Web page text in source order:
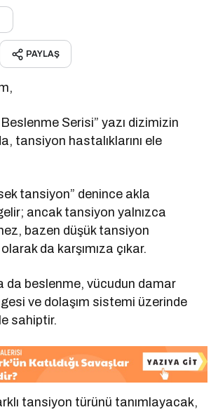
PAYLAŞ
Serisi” yazı dizimizin
tansiyon hastalıklarını ele
tansiyon” denince akla
ancak tansiyon yalnızca
bazen düşük tansiyon
da karşımıza çıkar.
da beslenme, vücudun damar
ve dolaşım sistemi üzerinde
sahiptir.
tansiyon türünü tanımlayacak,